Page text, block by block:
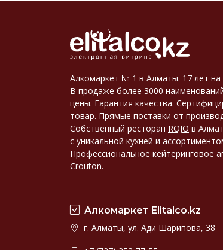
Алкомаркет № 1 в Алматы. 17 лет на
В продаже более 3000
цены. Гарантия качества.
товар. Прямые поставки от
Собственный ресторан ROJO в
с уникальной кухней и
Профессиональное кейтеринговое
Crouton.
Алкомаркет Elitalco.kz
г. Алматы, ул. Ади Шарипова, 38